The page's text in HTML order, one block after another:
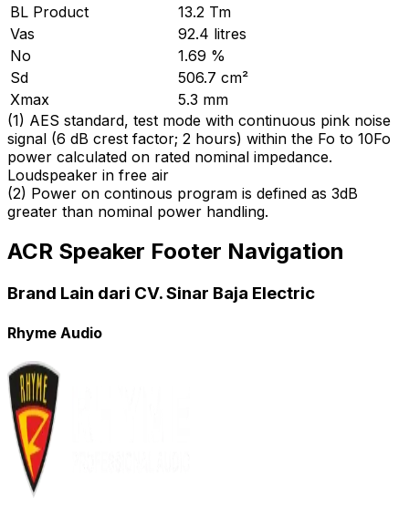
BL Product
13.2 Tm
Vas
92.4 litres
No
1.69 %
Sd
506.7 cm²
Xmax
5.3 mm
(1) AES standard, test mode with continuous pink noise
signal (6 dB crest factor; 2 hours) within the Fo to 10Fo
power calculated on rated nominal impedance.
Loudspeaker in free air
(2) Power on continous program is defined as 3dB
greater than nominal power handling.
ACR Speaker Footer Navigation
Brand Lain dari CV. Sinar Baja Electric
Rhyme Audio